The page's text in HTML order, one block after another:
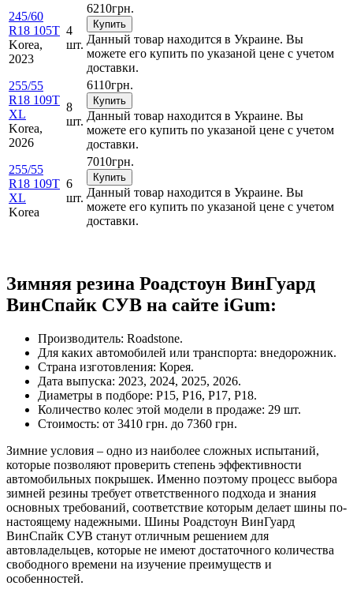
245/60
R18 105T
Korea,
2023
4
шт.
6210грн.
Купить
Данный товар находится в Украине. Вы
можете его купить по указаной цене с учетом
доставки.
255/55
R18 109T
XL
Korea,
2026
8
шт.
6110грн.
Купить
Данный товар находится в Украине. Вы
можете его купить по указаной цене с учетом
доставки.
255/55
R18 109T
XL
Korea
6
шт.
7010грн.
Купить
Данный товар находится в Украине. Вы
можете его купить по указаной цене с учетом
доставки.
Зимняя резина Роадстоун ВинГуард
ВинСпайк СУВ на сайте iGum:
Производитель: Roadstone.
Для каких автомобилей или транспорта: внедорожник.
Страна изготовления: Корея.
Дата выпуска: 2023, 2024, 2025, 2026.
Диаметры в подборе: Р15, Р16, Р17, Р18.
Количество колес этой модели в продаже: 29 шт.
Стоимость: от 3410 грн. до 7360 грн.
Зимние условия – одно из наиболее сложных испытаний,
которые позволяют проверить степень эффективности
автомобильных покрышек. Именно поэтому процесс выбора
зимней резины требует ответственного подхода и знания
основных требований, соответствие которым делает шины по-
настоящему надежными. Шины Роадстоун ВинГуард
ВинСпайк СУВ станут отличным решением для
автовладельцев, которые не имеют достаточного количества
свободного времени на изучение преимуществ и
особенностей.